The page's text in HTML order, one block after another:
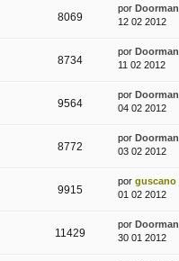
8069
por Doorman
12 02 2012
8734
por Doorman
11 02 2012
9564
por Doorman
04 02 2012
8772
por Doorman
03 02 2012
9915
por guscano
01 02 2012
11429
por Doorman
30 01 2012